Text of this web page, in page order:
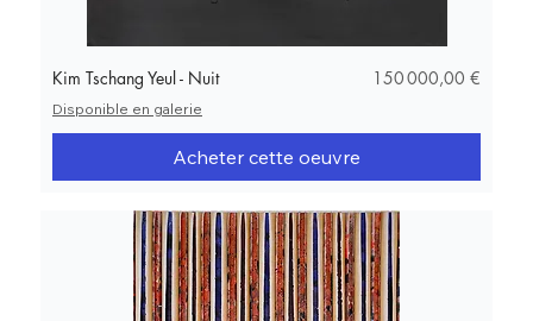
Kim Tschang Yeul - Nuit Prix
150 000,00 €
Disponible en galerie
Acheter cette oeuvre